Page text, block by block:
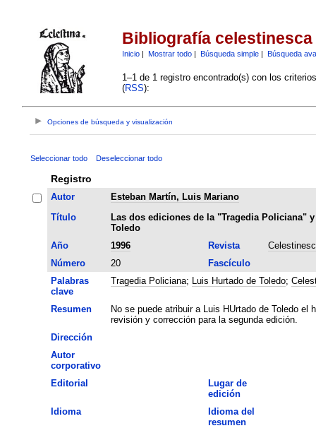
Bibliografía celestinesca
Inicio| Mostrar todo| Búsqueda simple| Búsqueda
1–1 de 1 registro encontrado(s) con los
(RSS):
Opciones de búsqueda y visualización
Seleccionar todo Deseleccionar todo
Registro
Autor
Esteban Martín, Luis Mariano
Título
Las dos ediciones de la "Tragedia Policiana"
Toledo
Año
1996 Revista
Número
20
Fascículo
Palabras
clave
Tragedia Policiana; Luis Hurtado de Toledo;
Resumen
No se puede atribuir a Luis HUrtado de Toledo el
revisión y corrección para la segunda edición.
Dirección
Autor
corporativo
Editorial
Lugar de
edición
Idioma
Idioma del
resumen